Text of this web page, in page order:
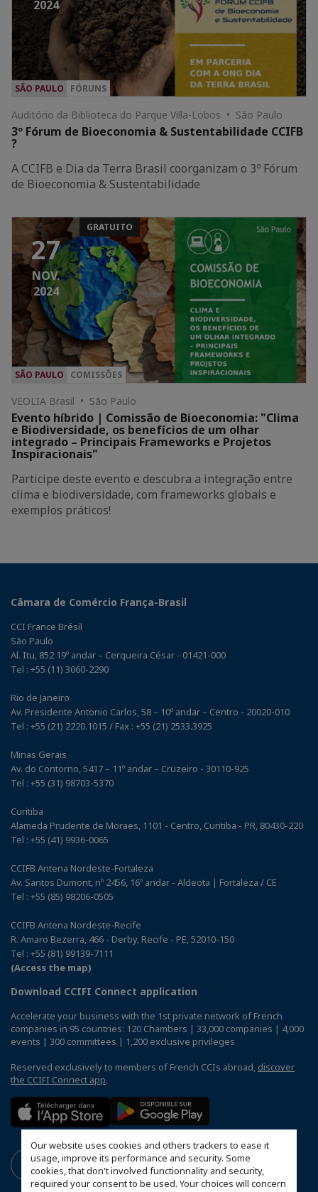
Our website uses cookies and others trackers to ease it
usage, improve its performance and security. Some
cookies, that don't involved functionnality and security,
required your consent to be used. Your choices will concern
2024
SÃO PAULO FÓRUNS
Auditório da Biblioteca do Parque Villa-Lobos • São Paulo
3º Fórum de Bioeconomia & Sustentabilidade CCIFB
?
A CCIFB e Dia da Terra Brasil coorganizam o 3º Fórum
de Bioeconomia & Sustentabilidade
27
NOV.
2024
GRATUITO
SÃO PAULO COMISSÕES
VEOLIA Brasil • São Paulo
Evento híbrido | Comissão de Bioeconomia: "Clima
e Biodiversidade, os benefícios de um olhar
integrado – Principais Frameworks e Projetos
Inspiracionais"
Participe deste evento e descubra a integração entre
clima e biodiversidade, com frameworks globais e
exemplos práticos!
Câmara de Comércio França-Brasil
CCI France Brésil
São Paulo
Al. Itu, 852 19º andar – Cerqueira César - 01421-000
Tel : +55 (11) 3060-2290
Rio de Janeiro
Av. Presidente Antonio Carlos, 58 – 10º andar – Centro - 20020-010
Tel : +55 (21) 2220.1015 / Fax : +55 (21) 2533.3925
Minas Gerais
Av. do Contorno, 5417 – 11º andar – Cruzeiro - 30110-925
Tel : +55 (31) 98703-5370
Curitiba
Alameda Prudente de Moraes, 1101 - Centro, Curitiba - PR, 80430-220
Tel : +55 (41) 9936-0065
CCIFB Antena Nordeste-Fortaleza
Av. Santos Dumont, nº 2456, 16º andar - Aldeota | Fortaleza / CE
Tel : +55 (85) 98206-0505
CCIFB Antena Nordeste-Recife
R. Amaro Bezerra, 466 - Derby, Recife - PE, 52010-150
Tel : +55 (81) 99139-7111
(Access the map)
Download CCIFI Connect application
Accelerate your business with the 1st private network of French
companies in 95 countries: 120 Chambers | 33,000 companies | 4,000
events | 300 committees | 1,200 exclusive privileges
Reserved exclusively to members of French CCIs abroad, discover
the CCIFI Connect app.